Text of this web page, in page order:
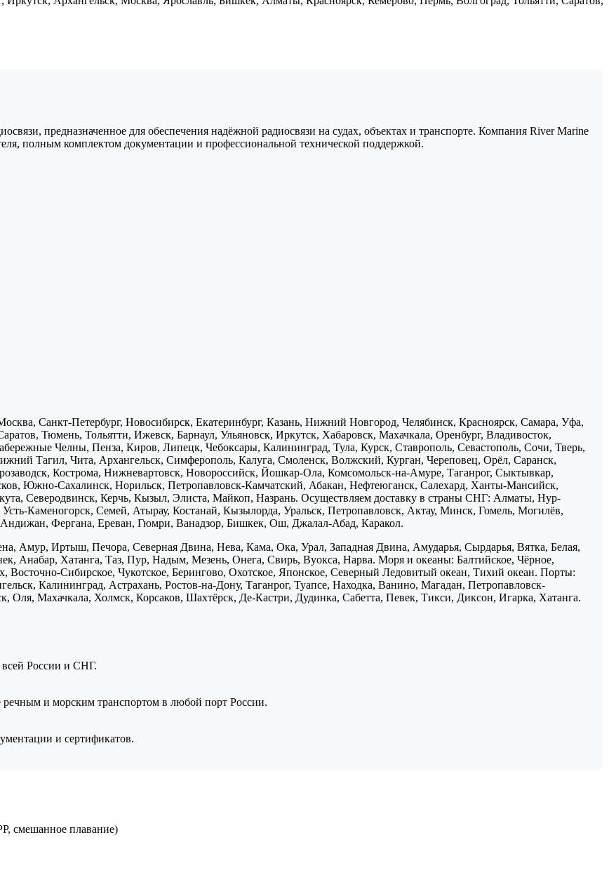
предназначенное для обеспечения надёжной радиосвязи на судах, объектах и транспорте. Компания River Marine
полным комплектом документации и профессиональной технической поддержкой.
Санкт-Петербург, Новосибирск, Екатеринбург, Казань, Нижний Новгород, Челябинск, Красноярск, Самара, Уфа,
Тюмень, Тольятти, Ижевск, Барнаул, Ульяновск, Иркутск, Хабаровск, Махачкала, Оренбург, Владивосток,
Челны, Пенза, Киров, Липецк, Чебоксары, Калининград, Тула, Курск, Ставрополь, Севастополь, Сочи, Тверь,
Тагил, Чита, Архангельск, Симферополь, Калуга, Смоленск, Волжский, Курган, Череповец, Орёл, Саранск,
Кострома, Нижневартовск, Новороссийск, Йошкар-Ола, Комсомольск-на-Амуре, Таганрог, Сыктывкар,
Южно-Сахалинск, Норильск, Петропавловск-Камчатский, Абакан, Нефтеюганск, Салехард, Ханты-Мансийск,
Северодвинск, Керчь, Кызыл, Элиста, Майкоп, Назрань. Осуществляем доставку в страны СНГ: Алматы, Нур-
Каменогорск, Семей, Атырау, Костанай, Кызылорда, Уральск, Петропавловск, Актау, Минск, Гомель, Могилёв,
Фергана, Ереван, Гюмри, Ванадзор, Бишкек, Ош, Джалал-Абад, Каракол.
Амур, Иртыш, Печора, Северная Двина, Нева, Кама, Ока, Урал, Западная Двина, Амударья, Сырдарья, Вятка, Белая,
Анабар, Хатанга, Таз, Пур, Надым, Мезень, Онега, Свирь, Вуокса, Нарва. Моря и океаны: Балтийское, Чёрное,
Восточно-Сибирское, Чукотское, Берингово, Охотское, Японское, Северный Ледовитый океан, Тихий океан. Порты:
Калининград, Астрахань, Ростов-на-Дону, Таганрог, Туапсе, Находка, Ванино, Магадан, Петропавловск-
Махачкала, Холмск, Корсаков, Шахтёрск, Де-Кастри, Дудинка, Сабетта, Певек, Тикси, Диксон, Игарка, Хатанга.
всей России и СНГ.
речным и морским транспортом в любой порт России.
и сертификатов.
смешанное плавание)